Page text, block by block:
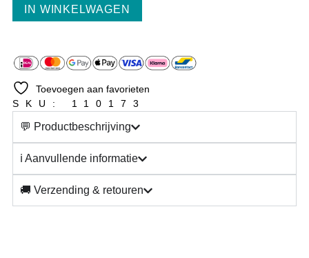
IN WINKELWAGEN
Toevoegen aan favorieten
SKU: 110173
💬 Productbeschrijving
ℹ️ Aanvullende informatie
🚚 Verzending & retouren